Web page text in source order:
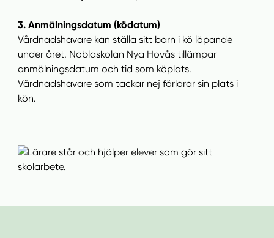
3. Anmälningsdatum (ködatum)
Vårdnadshavare kan ställa sitt barn i kö löpande
under året. Noblaskolan Nya Hovås tillämpar
anmälningsdatum och tid som köplats.
Vårdnadshavare som tackar nej förlorar sin plats i
kön.